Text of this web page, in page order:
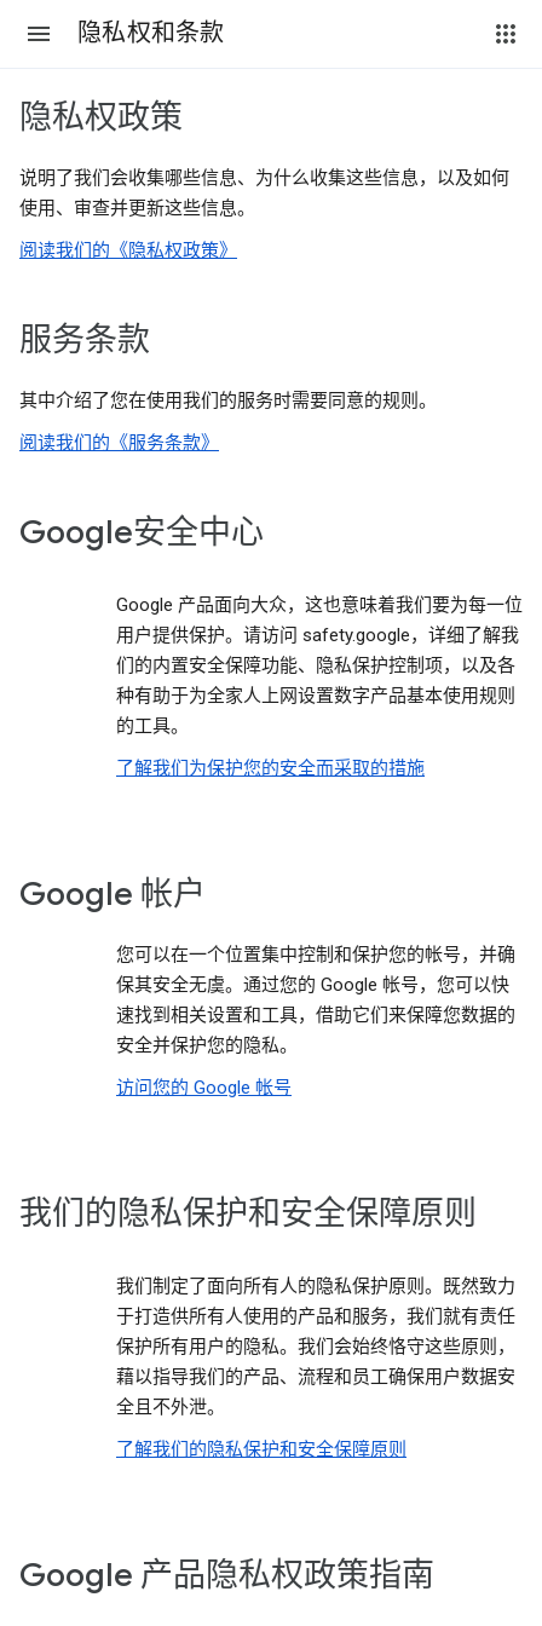
隐私权和条款
隐私权政策
说明了我们会收集哪些信息、为什么收集这些信息，以及如何
使用、审查并更新这些信息。
阅读我们的《隐私权政策》
服务条款
其中介绍了您在使用我们的服务时需要同意的规则。
阅读我们的《服务条款》
Google安全中心
Google 产品面向大众，这也意味着我们要为每一位
用户提供保护。请访问 safety.google，详细了解我
们的内置安全保障功能、隐私保护控制项，以及各
种有助于为全家人上网设置数字产品基本使用规则
的工具。
了解我们为保护您的安全而采取的措施
Google 帐户
您可以在一个位置集中控制和保护您的帐号，并确
保其安全无虞。通过您的 Google 帐号，您可以快
速找到相关设置和工具，借助它们来保障您数据的
安全并保护您的隐私。
访问您的 Google 帐号
我们的隐私保护和安全保障原则
我们制定了面向所有人的隐私保护原则。既然致力
于打造供所有人使用的产品和服务，我们就有责任
保护所有用户的隐私。我们会始终恪守这些原则，
藉以指导我们的产品、流程和员工确保用户数据安
全且不外泄。
了解我们的隐私保护和安全保障原则
Google 产品隐私权政策指南